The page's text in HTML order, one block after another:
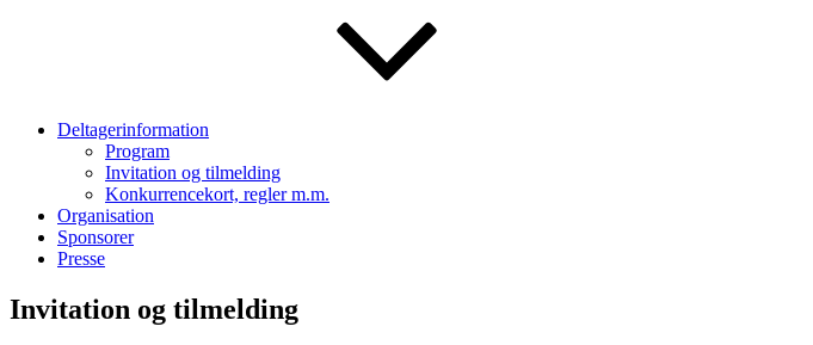
Deltagerinformation
Program
Invitation og tilmelding
Konkurrencekort, regler m.m.
Organisation
Sponsorer
Presse
Invitation og tilmelding